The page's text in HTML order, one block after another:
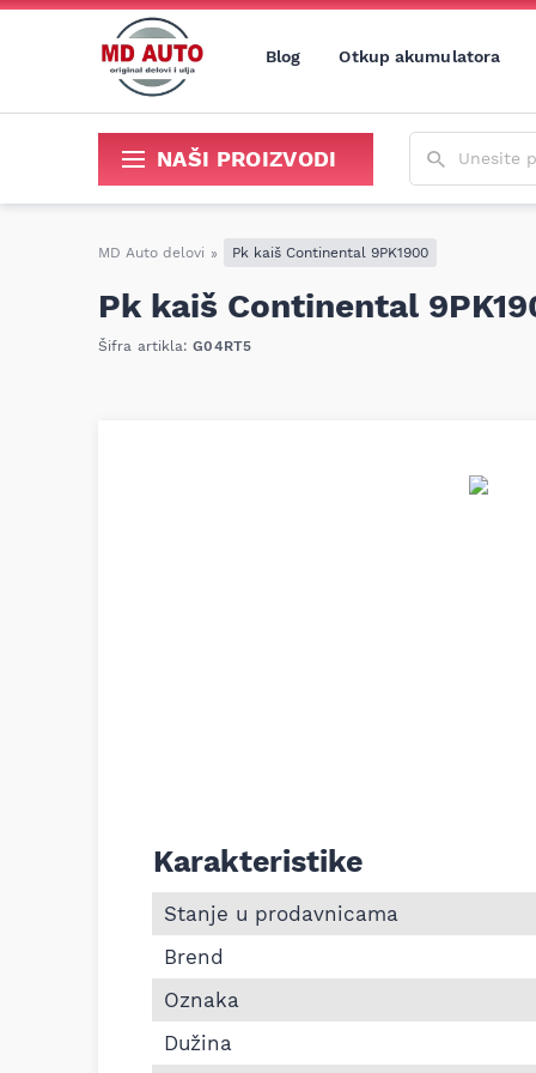
Blog Otkup akumulatora
NAŠI PROIZVODI
MD Auto delovi » Pk kaiš Continental 9PK1900
Pk kaiš Continental
Šifra artikla:G04RT5
Informacije o Pk kaiš Continental 9PK1900
Karakteristike
Stanje u prodavnicama
Brend
Oznaka
Dužina